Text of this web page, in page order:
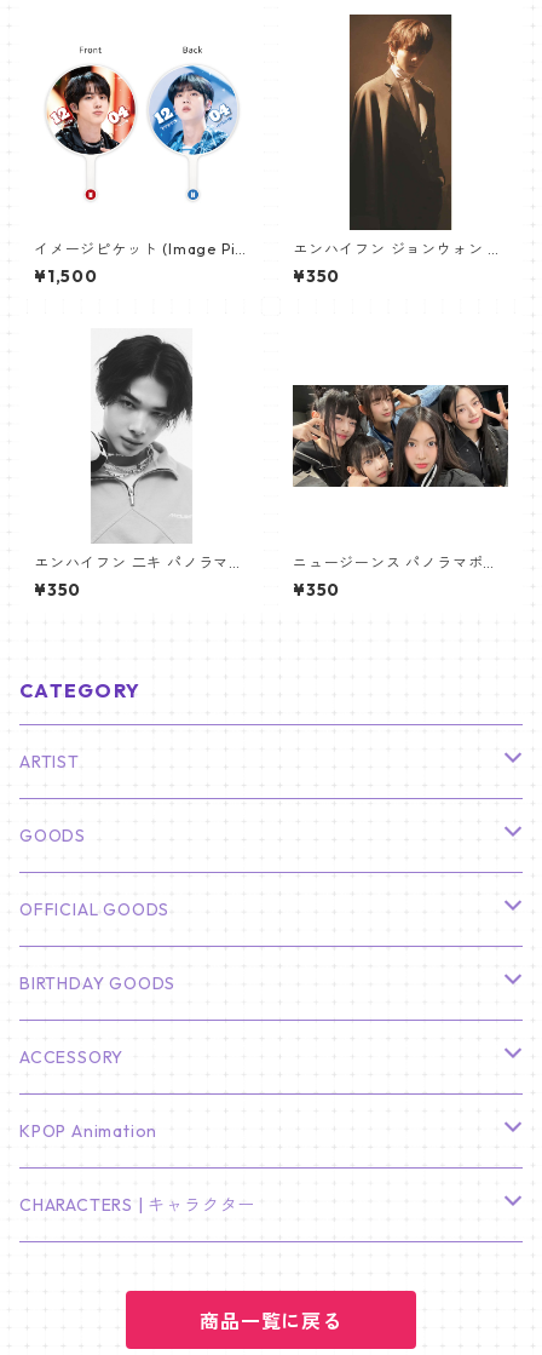
イメージピケット (Image Pic
ket) うちわ - ジン (JIN-13)
¥1,500
エンハイフン ジョンウォン パ
ノラマポスター (ENHYPEN JU
NGWON Poster) 700*330m
¥350
エンハイフン 二キ パノラマポ
スター (ENHYPEN NIKI Poste
r) 700*330mm 【Niki_01】
¥350
ニュージーンス パノラマポス
ター (Newjeans Panorama P
oster) 700*330mm 【newj
¥350
CATEGORY
ARTIST
俳優
CHA EUN WOO
HYUNBIN
BTS
JIN
J-HOPE
SEVENTEEN
S.COUPS
ジョンハン
Stray Kids
バンチャン
リノ
TXT
ヨンジュン
ENHYPEN
GOODS
カレンダー
壁掛けカレンダー
ミニ壁掛けカレンダー
フォトカードセット(60枚入り)
韓国語単語カード
プレミアム写真集
ステッカー&粘着メモ紙セット
OFFICIAL GOODS
LIGHT STICK
Light Stick Pouch
BT21
Stray Kids
MANIAC ENCORE
SKZOO
SKZ'S MAGIC SCHOOL
BIRTHDAY GOODS
01/01 WINTER
01/16 SEUNGKWAN
02/01 DOYOUNG
ACCESSORY
PIERCE
EARRING
KPOP Animation
KPop Demon Hunters
CHARACTERS | キャラクター
商品一覧に戻る